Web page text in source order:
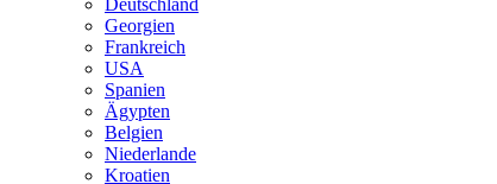
Deutschland
Georgien
Frankreich
USA
Spanien
Ägypten
Belgien
Niederlande
Kroatien